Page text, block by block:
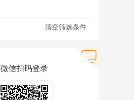
清空筛选条件
微信扫码登录